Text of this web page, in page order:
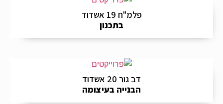
פלמ"ח 19 אשדוד
בתכנון
דב גור 20 אשדוד
הבנייה בעיצומה